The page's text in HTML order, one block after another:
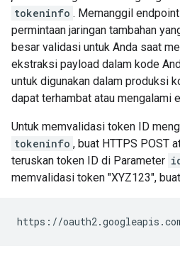
tokeninfo . Memanggil
permintaan jaringan tambahan
besar validasi untuk Anda saat
ekstraksi payload dalam kode
untuk digunakan dalam produksi
dapat terhambat atau mengalami
Untuk memvalidasi token ID
tokeninfo , buat HTTPS POST
teruskan token ID di Parameter
memvalidasi token "XYZ123",
https://